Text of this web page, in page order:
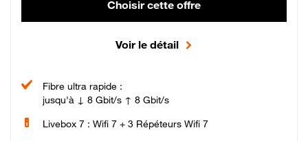
Choisir cette offre
Voir le détail
Fibre ultra rapide :
jusqu'à ↓ 8 Gbit/s ↑ 8 Gbit/s
Livebox 7 : Wifi 7 + 3 Répéteurs Wifi 7